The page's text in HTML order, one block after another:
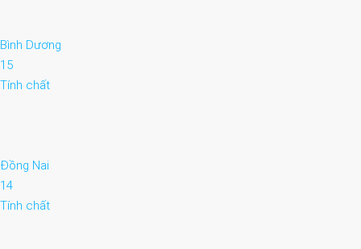
Bình Dương
15
Tính chất
Đồng Nai
14
Tính chất